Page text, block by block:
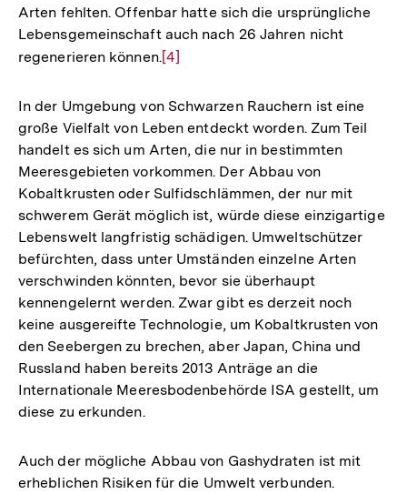
Arten fehlten. Offenbar hatte sich die ursprüngliche
Lebensgemeinschaft auch nach 26 Jahren nicht
regenerieren können.Zur
der
Fußnote
[4]
In der Umgebung von Schwarzen Rauchern ist eine
große Vielfalt von Leben entdeckt worden. Zum Teil
handelt es sich um Arten, die nur in bestimmten
Meeresgebieten vorkommen. Der Abbau von
Kobaltkrusten oder Sulfidschlämmen, der nur mit
schwerem Gerät möglich ist, würde diese einzigartige
Lebenswelt langfristig schädigen. Umweltschützer
befürchten, dass unter Umständen einzelne Arten
verschwinden könnten, bevor sie überhaupt
kennengelernt werden. Zwar gibt es derzeit noch
keine ausgereifte Technologie, um Kobaltkrusten von
den Seebergen zu brechen, aber Japan, China und
Russland haben bereits 2013 Anträge an die
Internationale Meeresbodenbehörde ISA gestellt, um
diese zu erkunden.
Auch der mögliche Abbau von Gashydraten ist mit
erheblichen Risiken für die Umwelt verbunden.